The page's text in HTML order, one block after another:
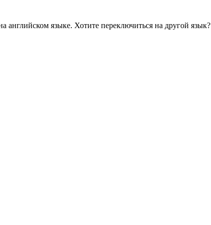
английском языке. Хотите переключиться на другой язык?